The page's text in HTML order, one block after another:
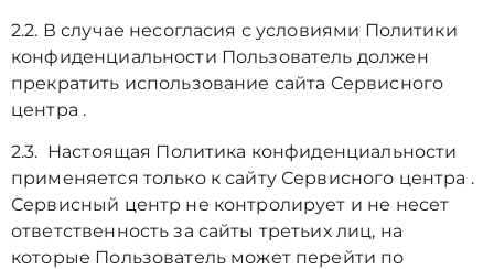
2.2. В случае несогласия с условиями Политики
конфиденциальности Пользователь должен
прекратить использование сайта Сервисного
центра .
2.3. Настоящая Политика конфиденциальности
применяется только к сайту Сервисного центра .
Сервисный центр не контролирует и не несет
ответственность за сайты третьих лиц, на
которые Пользователь может перейти по